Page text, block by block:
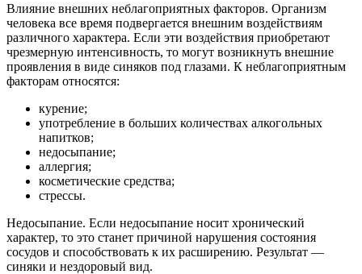
Влияние внешних неблагоприятных факторов. Организм
человека все время подвергается внешним воздействиям
различного характера. Если эти воздействия приобретают
чрезмерную интенсивность, то могут возникнуть внешние
проявления в виде синяков под глазами. К неблагоприятным
факторам относятся:
курение;
употребление в больших количествах алкогольных
напитков;
недосыпание;
аллергия;
косметические средства;
стрессы.
Недосыпание. Если недосыпание носит хронический
характер, то это станет причиной нарушения состояния
сосудов и способствовать к их расширению. Результат —
синяки и нездоровый вид.